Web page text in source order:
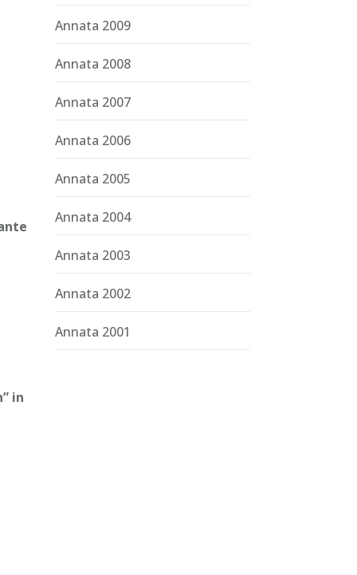
in
Annata 2009
Annata 2008
Annata 2007
Annata 2006
Annata 2005
Annata 2004
Annata 2003
Annata 2002
Annata 2001